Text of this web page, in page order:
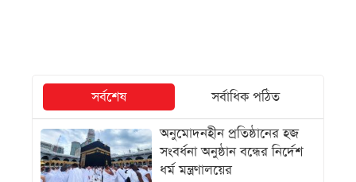
সর্বশেষ
সর্বাধিক পঠিত
অনুমোদনহীন প্রতিষ্ঠানের হজ
সংবর্ধনা অনুষ্ঠান বন্ধের নির্দেশ
ধর্ম মন্ত্রণালয়ের